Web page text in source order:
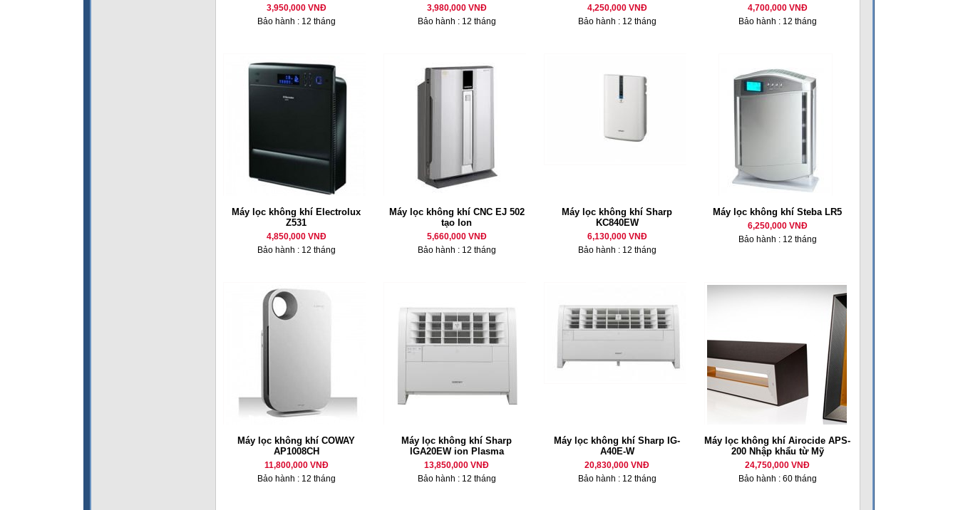
3,950,000 VNĐ
Bảo hành : 12 tháng
3,980,000 VNĐ
Bảo hành : 12 tháng
4,250,000 VNĐ
Bảo hành : 12 tháng
4,700,000 VNĐ
Bảo hành : 12 tháng
Máy lọc không khí Electrolux
Z531
4,850,000 VNĐ
Bảo hành : 12 tháng
Máy lọc không khí CNC EJ 502
tạo Ion
5,660,000 VNĐ
Bảo hành : 12 tháng
Máy lọc không khí Sharp
KC840EW
6,130,000 VNĐ
Bảo hành : 12 tháng
Máy lọc không khí Steba LR5
6,250,000 VNĐ
Bảo hành : 12 tháng
Máy lọc không khí COWAY
AP1008CH
11,800,000 VNĐ
Bảo hành : 12 tháng
Máy lọc không khí Sharp
IGA20EW ion Plasma
13,850,000 VNĐ
Bảo hành : 12 tháng
Máy lọc không khí Sharp IG-
A40E-W
20,830,000 VNĐ
Bảo hành : 12 tháng
Máy lọc không khí Airocide APS-
200 Nhập khẩu từ Mỹ
24,750,000 VNĐ
Bảo hành : 60 tháng